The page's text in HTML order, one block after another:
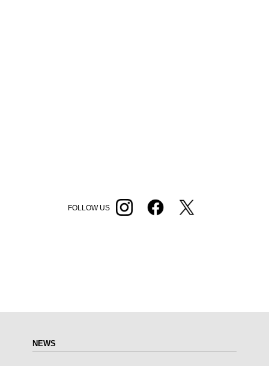
FOLLOW US
NEWS